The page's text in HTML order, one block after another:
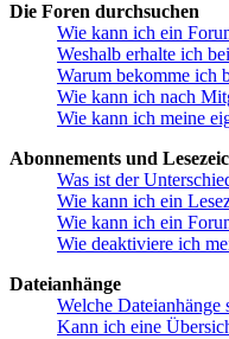
Die Foren durchsuchen
Wie kann ich ein
Weshalb erhalte ich
Warum bekomme ich
Wie kann ich nach
Wie kann ich meine
Abonnements und
Was ist der
Wie kann ich ein
Wie kann ich ein
Wie deaktiviere ich
Dateianhänge
Welche Dateianhänge
Kann ich eine